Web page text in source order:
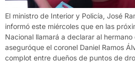
El ministro de Interior y Policía, José
informó este miércoles que en las
Nacional llamará a declarar al
aseguróque el coronel Daniel Ramos
complot entre dueños de puntos de